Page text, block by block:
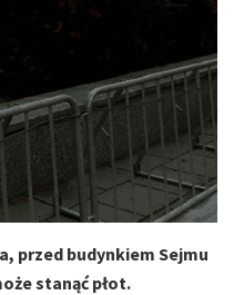
przed budynkiem Sejmu
stanąć płot.